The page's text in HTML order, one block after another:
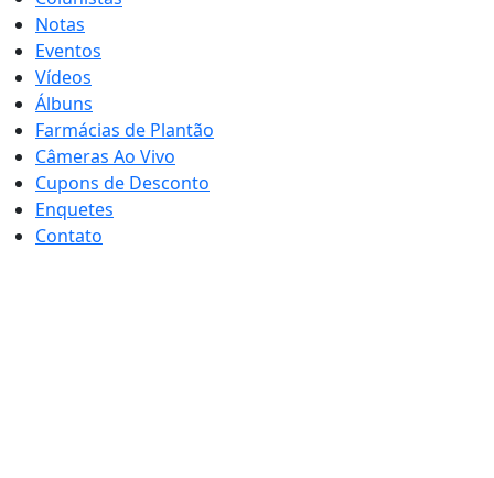
Notas
Eventos
Vídeos
Álbuns
Farmácias de Plantão
Câmeras Ao Vivo
Cupons de Desconto
Enquetes
Contato